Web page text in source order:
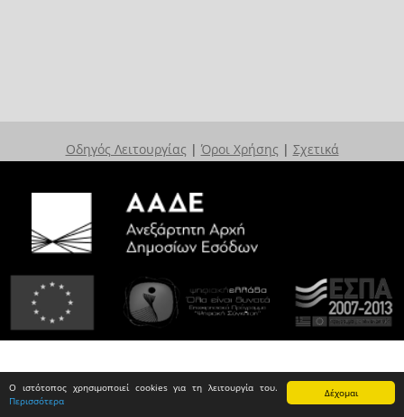
Δέχομαι
Ο ιστότοπος χρησιμοποιεί cookies για τη λειτουργία του.
Περισσότερα
Οδηγός Λειτουργίας | Όροι Χρήσης | Σχετικά